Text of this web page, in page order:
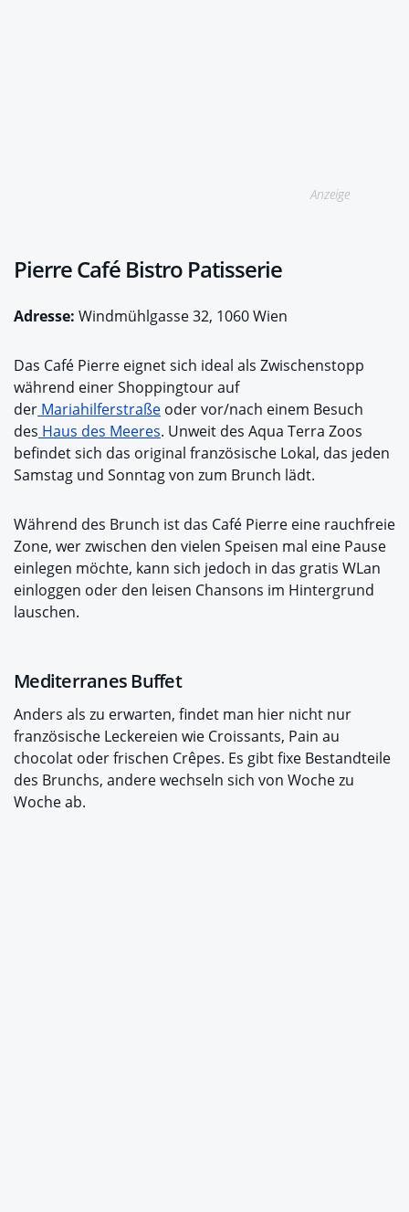
Anzeige
Pierre Café Bistro Patisserie
Adresse: Windmühlgasse 32, 1060 Wien
Das Café Pierre eignet sich ideal als Zwischenstopp
während einer Shoppingtour auf
der Mariahilferstraße oder vor/nach einem Besuch
des Haus des Meeres. Unweit des Aqua Terra Zoos
befindet sich das original französische Lokal, das jeden
Samstag und Sonntag von zum Brunch lädt.
Während des Brunch ist das Café Pierre eine rauchfreie
Zone, wer zwischen den vielen Speisen mal eine Pause
einlegen möchte, kann sich jedoch in das gratis WLan
einloggen oder den leisen Chansons im Hintergrund
lauschen.
Mediterranes Buffet
Anders als zu erwarten, findet man hier nicht nur
französische Leckereien wie Croissants, Pain au
chocolat oder frischen Crêpes. Es gibt fixe Bestandteile
des Brunchs, andere wechseln sich von Woche zu
Woche ab.